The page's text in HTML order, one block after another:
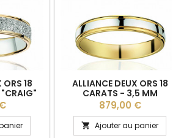
ORS 18
ALLIANCE DEUX ORS 18
CARATS - 3,5 MM
"LAZARO" HUBER & KLEIN
Prix
879,00 €
 Ajouter au panier